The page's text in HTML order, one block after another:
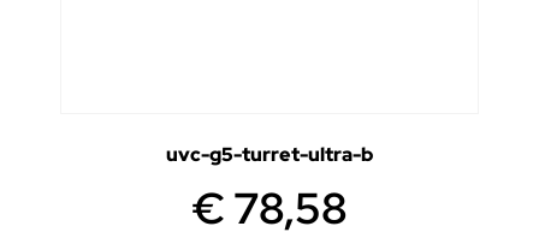
uvc-g5-turret-ultra-b
€78,58